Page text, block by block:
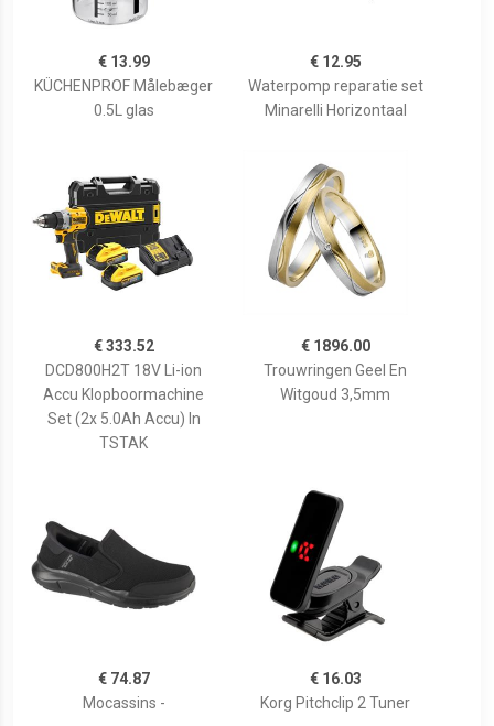
€ 13.99
KÜCHENPROF Målebæger
0.5L glas
€ 12.95
Waterpomp reparatie set
Minarelli Horizontaal
€ 333.52
DCD800H2T 18V Li-ion
Accu Klopboormachine
Set (2x 5.0Ah Accu) In
TSTAK
€ 1896.00
Trouwringen Geel En
Witgoud 3,5mm
€ 74.87
Mocassins -
€ 16.03
Korg Pitchclip 2 Tuner